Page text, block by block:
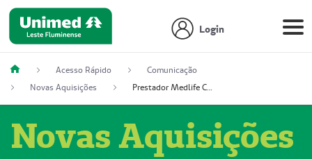
Login
Acesso Rápido
Comunicação
Novas Aquisições
Prestador Medlife Consultas e Diagnósticos (51004334-2)
Novas Aquisições